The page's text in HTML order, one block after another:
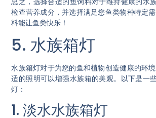
检查营养成分，并选择满足您鱼类物种特定
料能让鱼类快乐！
5. 水族箱灯
水族箱灯对于为您的鱼和植物创造健康的环
适的照明可以增强水族箱的美观。 以下是一
灯：
1. 淡水水族箱灯